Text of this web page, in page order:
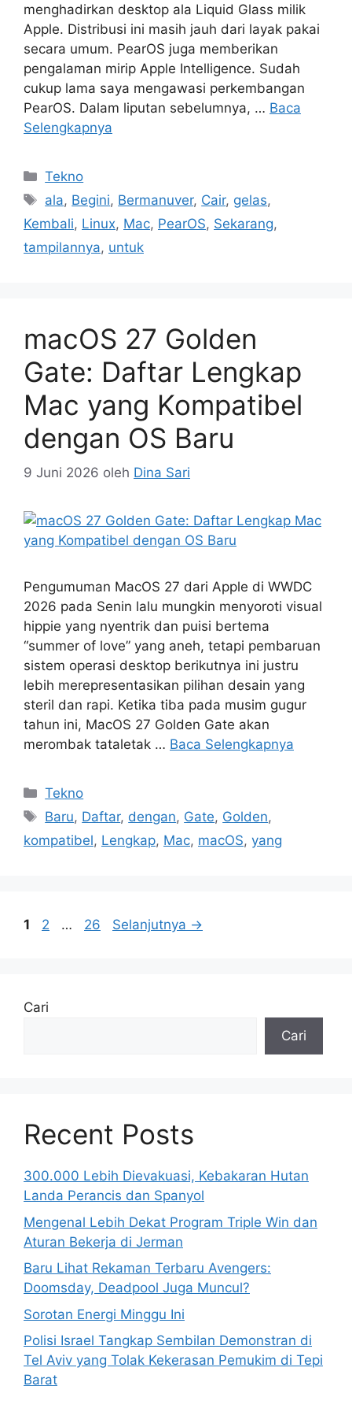
menghadirkan desktop ala Liquid Glass milik
Apple. Distribusi ini masih jauh dari layak pakai
secara umum. PearOS juga memberikan
pengalaman mirip Apple Intelligence. Sudah
cukup lama saya mengawasi perkembangan
PearOS. Dalam liputan sebelumnya, … Baca
Selengkapnya
Kategori
Tekno
Tag
ala, Begini, Bermanuver, Cair, gelas,
Kembali, Linux, Mac, PearOS, Sekarang,
tampilannya, untuk
macOS 27 Golden
Gate: Daftar Lengkap
Mac yang Kompatibel
dengan OS Baru
9 Juni 2026 oleh Dina Sari
Pengumuman MacOS 27 dari Apple di WWDC
2026 pada Senin lalu mungkin menyoroti visual
hippie yang nyentrik dan puisi bertema
“summer of love” yang aneh, tetapi pembaruan
sistem operasi desktop berikutnya ini justru
lebih merepresentasikan pilihan desain yang
steril dan rapi. Ketika tiba pada musim gugur
tahun ini, MacOS 27 Golden Gate akan
merombak tataletak … Baca Selengkapnya
Kategori
Tekno
Tag
Baru, Daftar, dengan, Gate, Golden,
kompatibel, Lengkap, Mac, macOS, yang
Halaman
1 Halaman
2 … Halaman
26 Selanjutnya →
Cari
Cari
Recent Posts
300.000 Lebih Dievakuasi, Kebakaran Hutan
Landa Perancis dan Spanyol
Mengenal Lebih Dekat Program Triple Win dan
Aturan Bekerja di Jerman
Baru Lihat Rekaman Terbaru Avengers:
Doomsday, Deadpool Juga Muncul?
Sorotan Energi Minggu Ini
Polisi Israel Tangkap Sembilan Demonstran di
Tel Aviv yang Tolak Kekerasan Pemukim di Tepi
Barat